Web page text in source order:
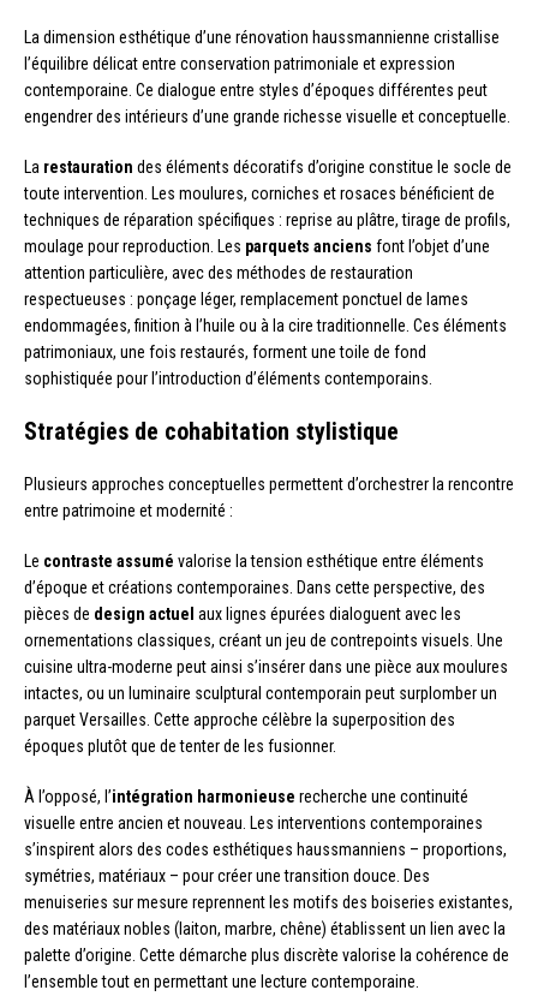
La dimension esthétique d’une rénovation haussmannienne cristallise
l’équilibre délicat entre conservation patrimoniale et expression
contemporaine. Ce dialogue entre styles d’époques différentes peut
engendrer des intérieurs d’une grande richesse visuelle et conceptuelle.
La restauration des éléments décoratifs d’origine constitue le socle de
toute intervention. Les moulures, corniches et rosaces bénéficient de
techniques de réparation spécifiques : reprise au plâtre, tirage de profils,
moulage pour reproduction. Les parquets anciens font l’objet d’une
attention particulière, avec des méthodes de restauration
respectueuses : ponçage léger, remplacement ponctuel de lames
endommagées, finition à l’huile ou à la cire traditionnelle. Ces éléments
patrimoniaux, une fois restaurés, forment une toile de fond
sophistiquée pour l’introduction d’éléments contemporains.
Stratégies de cohabitation stylistique
Plusieurs approches conceptuelles permettent d’orchestrer la rencontre
entre patrimoine et modernité :
Le contraste assumé valorise la tension esthétique entre éléments
d’époque et créations contemporaines. Dans cette perspective, des
pièces de design actuel aux lignes épurées dialoguent avec les
ornementations classiques, créant un jeu de contrepoints visuels. Une
cuisine ultra-moderne peut ainsi s’insérer dans une pièce aux moulures
intactes, ou un luminaire sculptural contemporain peut surplomber un
parquet Versailles. Cette approche célèbre la superposition des
époques plutôt que de tenter de les fusionner.
À l’opposé, l’intégration harmonieuse recherche une continuité
visuelle entre ancien et nouveau. Les interventions contemporaines
s’inspirent alors des codes esthétiques haussmanniens – proportions,
symétries, matériaux – pour créer une transition douce. Des
menuiseries sur mesure reprennent les motifs des boiseries existantes,
des matériaux nobles (laiton, marbre, chêne) établissent un lien avec la
palette d’origine. Cette démarche plus discrète valorise la cohérence de
l’ensemble tout en permettant une lecture contemporaine.